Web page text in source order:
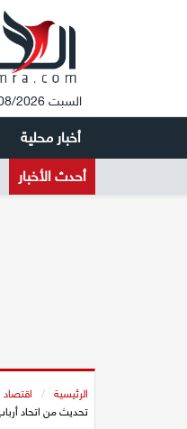
السبت 08/08/2026 21:03
أخبار محلية
أحدث الأخبار
الرئيسية / اقتصاد
تحديث من اتحاد